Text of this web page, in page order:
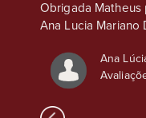
Obrigada Matheus
Ana Lucia Mariano
Ana